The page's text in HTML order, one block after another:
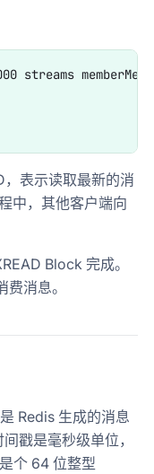
streams
表示读取最新的消
中，其他客户端向
Block 完成。
消息。
Redis 生成的消息
戳是毫秒级单位，
个 64 位整型